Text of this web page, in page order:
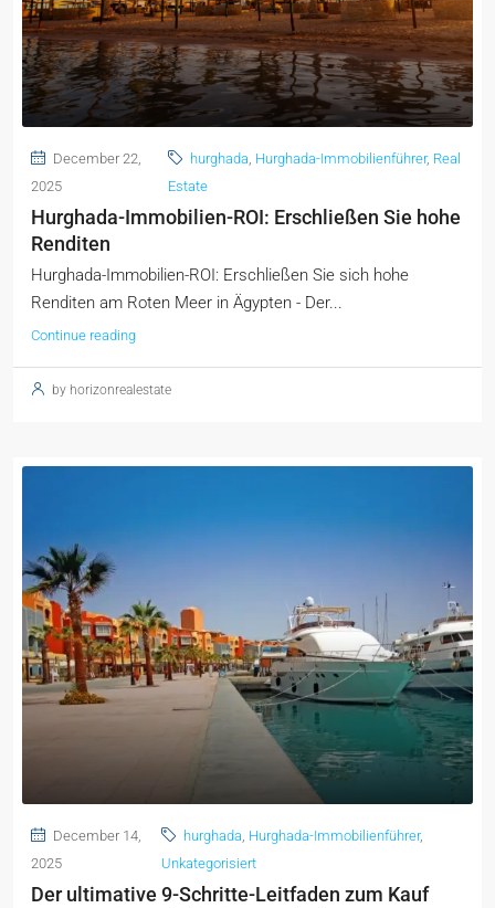
December 22,
2025
hurghada, Hurghada-Immobilienführer, Real
Estate
Hurghada-Immobilien-ROI: Erschließen Sie hohe
Renditen
Hurghada-Immobilien-ROI: Erschließen Sie sich hohe
Renditen am Roten Meer in Ägypten - Der...
Continue reading
by horizonrealestate
December 14,
2025
hurghada, Hurghada-Immobilienführer,
Unkategorisiert
Der ultimative 9-Schritte-Leitfaden zum Kauf